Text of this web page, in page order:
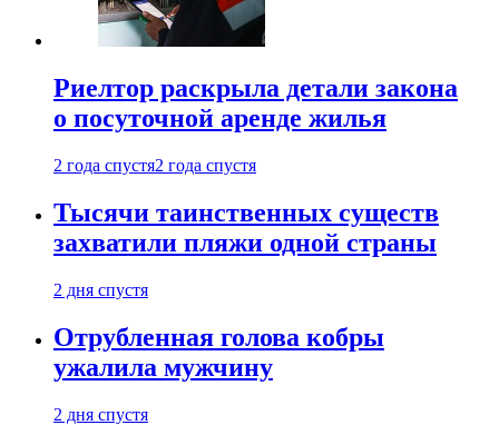
Риелтор раскрыла детали закона
о посуточной аренде жилья
2 года спустя2 года спустя
Тысячи таинственных существ
захватили пляжи одной страны
2 дня спустя
Отрубленная голова кобры
ужалила мужчину
2 дня спустя